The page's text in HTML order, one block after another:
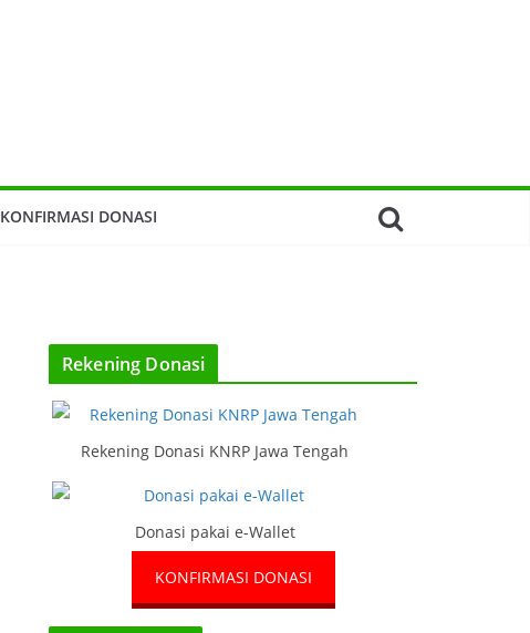
KONFIRMASI DONASI
Rekening Donasi
Rekening Donasi KNRP Jawa Tengah
Donasi pakai e-Wallet
KONFIRMASI DONASI